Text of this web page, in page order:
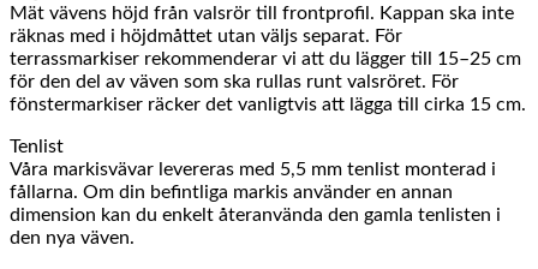
Mät vävens höjd från valsrör till frontprofil. Kappan ska inte
räknas med i höjdmåttet utan väljs separat. För
terrassmarkiser rekommenderar vi att du lägger till 15–25 cm
för den del av väven som ska rullas runt valsröret. För
fönstermarkiser räcker det vanligtvis att lägga till cirka 15 cm.
Tenlist
Våra markisvävar levereras med 5,5 mm tenlist monterad i
fållarna. Om din befintliga markis använder en annan
dimension kan du enkelt återanvända den gamla tenlisten i
den nya väven.